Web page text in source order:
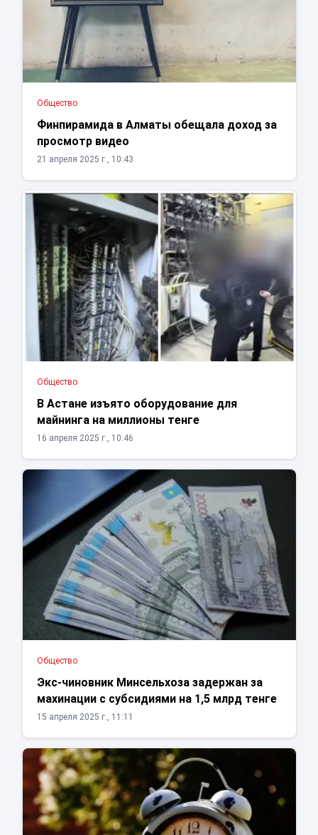
Общество
Финпирамида в Алматы обещала доход за
просмотр видео
21 апреля 2025 г., 10:43
Общество
В Астане изъято оборудование для
майнинга на миллионы тенге
16 апреля 2025 г., 10:46
Общество
Экс-чиновник Минсельхоза задержан за
махинации с субсидиями на 1,5 млрд тенге
15 апреля 2025 г., 11:11